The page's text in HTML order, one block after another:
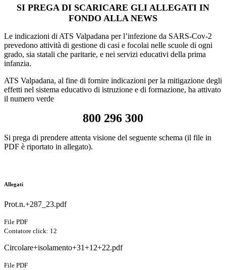
SI PREGA DI SCARICARE GLI ALLEGATI IN
FONDO ALLA NEWS
Le indicazioni di ATS Valpadana per l’infezione da SARS-Cov-2
prevedono attività di gestione di casi e focolai nelle scuole di ogni
grado, sia statali che paritarie, e nei servizi educativi della prima
infanzia.
ATS Valpadana, al fine di fornire indicazioni per la mitigazione degli
effetti nel sistema educativo di istruzione e di formazione, ha attivato
il numero verde
800 296 300
Si prega di prendere attenta visione del seguente schema (il file in
PDF è riportato in allegato).
Allegati
Prot.n.+287_23.pdf
File PDF
Contatore click: 12
Circolare+isolamento+31+12+22.pdf
File PDF